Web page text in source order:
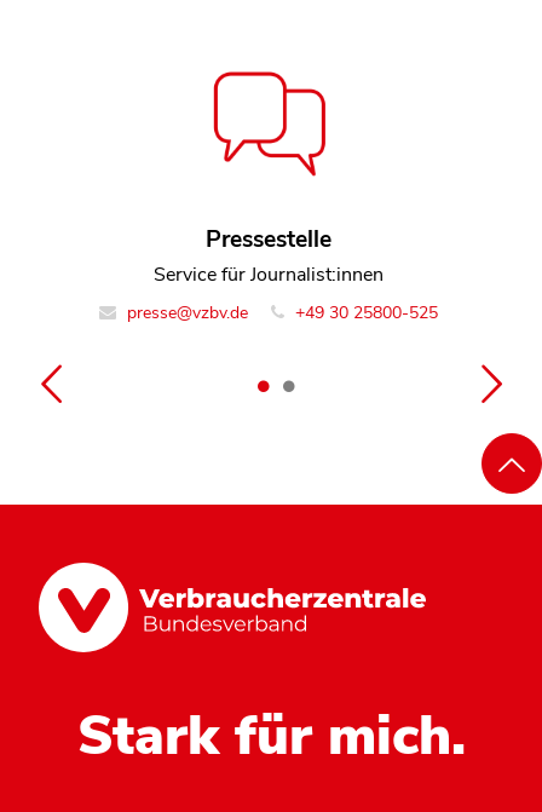
Pressestelle
Service für Journalist:innen
presse@vzbv.de +49 30 25800-525
N.N.
Referentin Team Brüssel
buero-bruessel@vzbv.de +49 30 258 00-0
Stark für mich.